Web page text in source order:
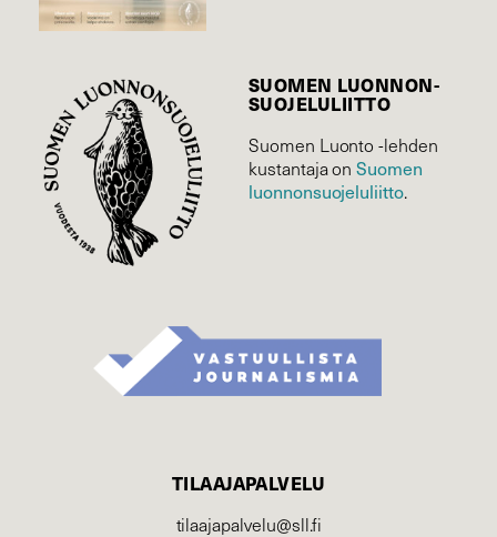
SUOMEN LUONNON­
SUOJELU­LIITTO
Suomen Luonto -lehden
kustantaja onSuomen
luonnonsuojelu­liitto.
TILAAJAPALVELU
tilaajapalvelu@sll.fi